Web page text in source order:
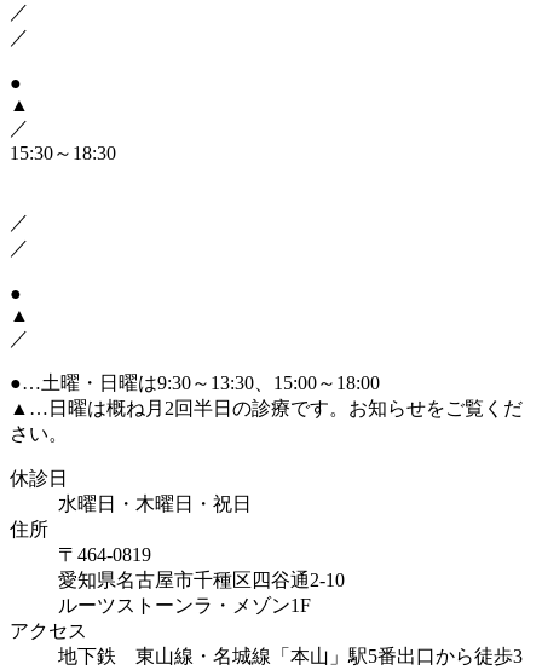
／
／
●
▲
／
15:30～18:30
／
／
●
▲
／
●…土曜・日曜は9:30～13:30、15:00～18:00
▲ …日曜は概ね月2回半日の診療です。お知らせをご覧くだ
さい。
休診日
水曜日・木曜日・祝日
住所
〒464-0819
愛知県名古屋市千種区四谷通2-10
ルーツストーンラ・メゾン1F
アクセス
地下鉄 東山線・名城線「本山」駅5番出口から徒歩3